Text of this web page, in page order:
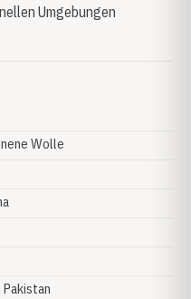
Umgebungen
Wolle
, Pakistan